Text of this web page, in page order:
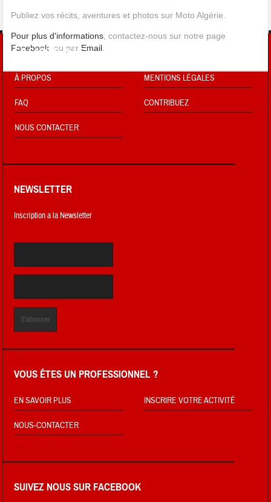
Publiez vos récits, aventures et photos sur Moto Algérie.
Pour plus d'informations , contactez-nous sur notre page
Facebook , ou par Email
EN SAVOIR PLUS !
À PROPOS MENTIONS LÉGALES
FAQ CONTRIBUEZ
NOUS CONTACTER
NEWSLETTER
Inscription a la Newsletter
VOUS ÊTES UN PROFESSIONNEL ?
EN SAVOIR PLUS INSCRIRE VOTRE ACTIVITÉ
NOUS-CONTACTER
SUIVEZ NOUS SUR FACEBOOK